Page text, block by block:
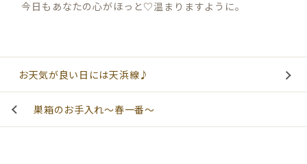
今日もあなたの心がほっと♡温まりますように。
お天気が良い日には天浜線♪
巣箱のお手入れ～春一番～